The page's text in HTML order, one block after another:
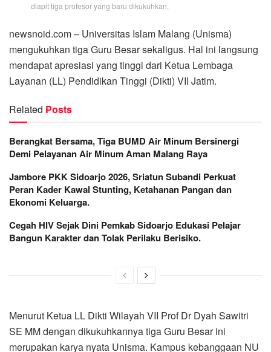
diapit tiga profesor yang baru dikukuhkan.
newsnoid.com – Universitas Islam Malang (Unisma)
mengukuhkan tiga Guru Besar sekaligus. Hal ini langsung
mendapat apresiasi yang tinggi dari Ketua Lembaga
Layanan (LL) Pendidikan Tinggi (Dikti) VII Jatim.
Related Posts
Berangkat Bersama, Tiga BUMD Air Minum Bersinergi
Demi Pelayanan Air Minum Aman Malang Raya
Jambore PKK Sidoarjo 2026, Sriatun Subandi Perkuat
Peran Kader Kawal Stunting, Ketahanan Pangan dan
Ekonomi Keluarga.
Cegah HIV Sejak Dini Pemkab Sidoarjo Edukasi Pelajar
Bangun Karakter dan Tolak Perilaku Berisiko.
Menurut Ketua LL Dikti Wilayah VII Prof Dr Dyah Sawitri
SE MM dengan dikukuhkannya tiga Guru Besar ini
merupakan karya nyata Unisma. Kampus kebanggaan NU